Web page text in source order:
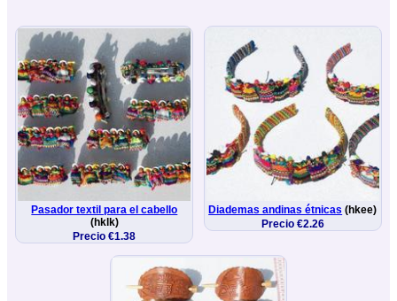
Pasador textil para el cabello
(hklk)
Precio €1.38
Diademas andinas étnicas (hkee)
Precio €2.26